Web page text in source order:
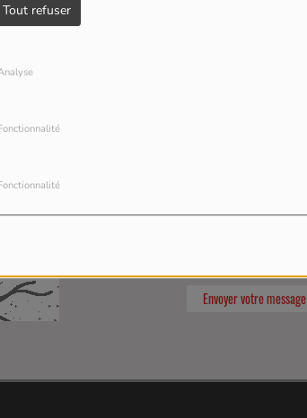
Tout refuser
Site Web
Envoyer votre message